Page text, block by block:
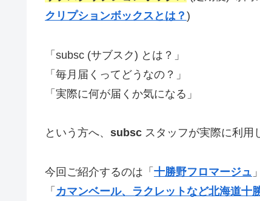
クリプションボックスとは？ )
「subsc (サブスク) とは？」
「毎月届くってどうなの？」
「実際に何が届くか気になる」
という方へ、 subsc スタッフが実際に利用
今回ご紹介するのは「 十勝野フロマージュ
「 カマンベール、ラクレットなど北海道十